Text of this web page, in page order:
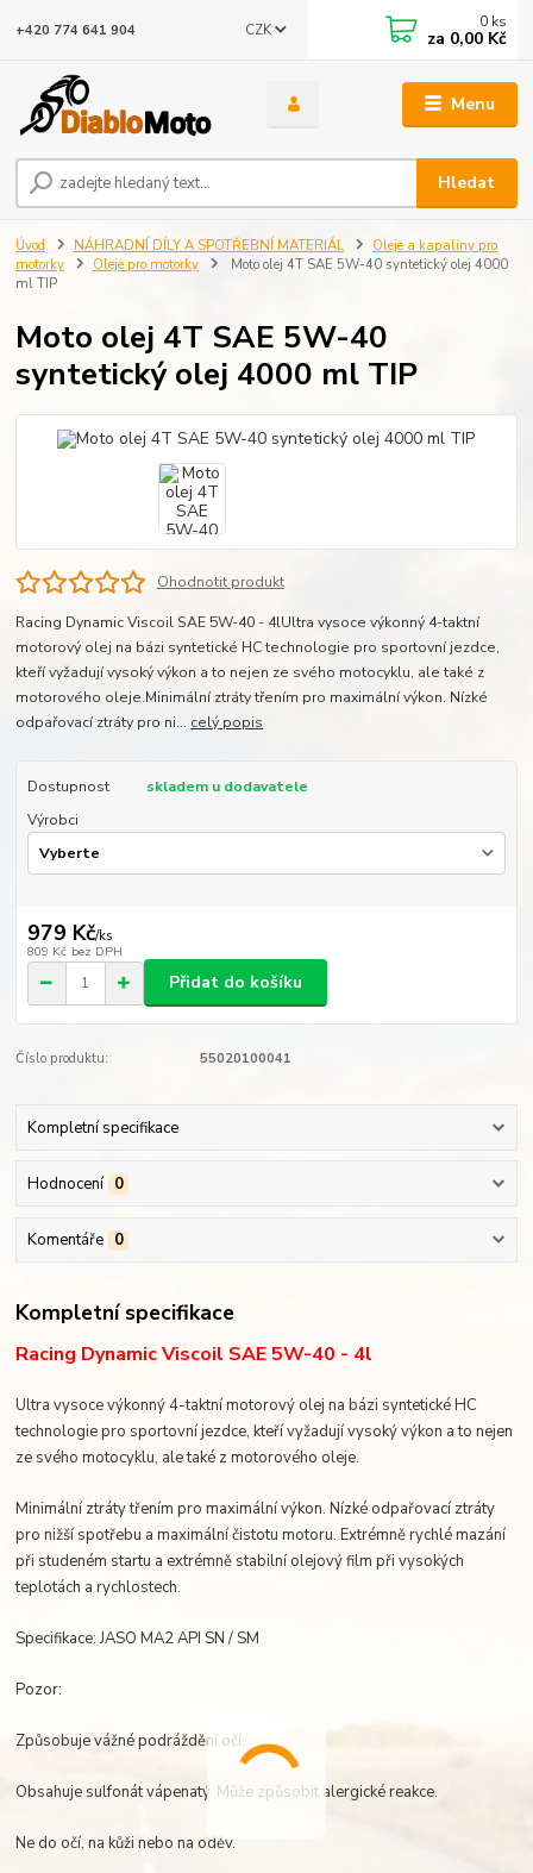
Menu
CZK
Hledat
+420 774 641 904 0 ks
za 0,00 Kč
Úvod NÁHRADNÍ DÍLY A SPOTŘEBNÍ MATERIÁL
Oleje a kapaliny pro
motorky
Oleje pro motorky
Moto olej 4T SAE 5W-40 syntetický olej 4000
ml TIP
Moto olej 4T SAE 5W-40
syntetický olej 4000 ml TIP
Ohodnotit produkt
Racing Dynamic Viscoil SAE 5W-40 - 4lUltra vysoce výkonný 4-taktní
motorový olej na bázi syntetické HC technologie pro sportovní jezdce,
kteří vyžadují vysoký výkon a to nejen ze svého motocyklu, ale také z
motorového oleje.Minimální ztráty třením pro maximální výkon. Nízké
odpařovací ztráty pro ni... celý popis
Dostupnost
skladem u dodavatele
Výrobci
979 Kč/ks
809 Kč bez DPH
Přidat do košíku
Číslo produktu: 55020100041
Kompletní specifikace
Hodnocení 0
Komentáře 0
Kompletní specifikace
Racing Dynamic Viscoil SAE 5W-40 - 4l
Ultra vysoce výkonný 4-taktní motorový olej na bázi syntetické HC
technologie pro sportovní jezdce, kteří vyžadují vysoký výkon a to nejen
ze svého motocyklu, ale také z motorového oleje.
Minimální ztráty třením pro maximální výkon. Nízké odpařovací ztráty
pro nižší spotřebu a maximální čistotu motoru. Extrémně rychlé mazání
při studeném startu a extrémně stabilní olejový film při vysokých
teplotách a rychlostech.
Specifikace: JASO MA2 API SN / SM
Pozor:
Způsobuje vážné podráždění očí.
Obsahuje sulfonát vápenatý. Může způsobit alergické reakce.
Ne do očí, na kůži nebo na oděv.